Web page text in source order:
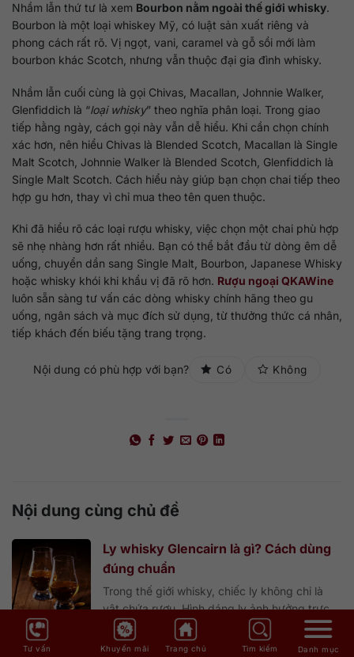
Nhầm lẫn thứ tư là xem Bourbon nằm ngoài thế giới whisky.
Bourbon là một loại whiskey Mỹ, có luật sản xuất riêng và
phong cách rất rõ. Vị ngọt, vani, caramel và gỗ sồi mới làm
bourbon khác Scotch, nhưng vẫn thuộc đại gia đình whisky.
Nhầm lẫn cuối cùng là gọi Chivas, Macallan, Johnnie Walker,
Glenfiddich là “loại whisky” theo nghĩa phân loại. Trong giao
tiếp hằng ngày, cách gọi này vẫn dễ hiểu. Khi cần chọn chính
xác hơn, nên hiểu Chivas là Blended Scotch, Macallan là Single
Malt Scotch, Johnnie Walker là Blended Scotch, Glenfiddich là
Single Malt Scotch. Cách hiểu này giúp bạn chọn chai tiếp theo
hợp gu hơn, thay vì chỉ mua theo tên quen thuộc.
Khi đã hiểu rõ các loại rượu whisky, việc chọn một chai phù hợp
sẽ nhẹ nhàng hơn rất nhiều. Bạn có thể bắt đầu từ dòng êm dễ
uống, chuyển dần sang Single Malt, Bourbon, Japanese Whisky
hoặc whisky khói khi khẩu vị đã rõ hơn. Rượu ngoại QKAWine
luôn sẵn sàng tư vấn các dòng whisky chính hãng theo gu
uống, ngân sách và mục đích sử dụng, từ thưởng thức cá nhân,
tiếp khách đến biếu tặng trang trọng.
Nội dung có phù hợp với bạn? Có Không
Nội dung cùng chủ đề
Ly whisky Glencairn là gì? Cách dùng
đúng chuẩn
Trong thế giới whisky, chiếc ly không chỉ là
vật chứa rượu. Hình dáng ly ảnh hưởng trực
tiếp đến cách hương thơm bốc lên, cách rượu
chạm môi và cả cảm giác khi nhấp từng ngụm
Tư vấn Khuyến mãi Trang chủ Tìm kiếm Danh mục